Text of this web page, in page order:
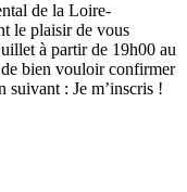
de la Loire-
le plaisir de vous
à partir de 19h00 au
bien vouloir confirmer
suivant : Je m’inscris !